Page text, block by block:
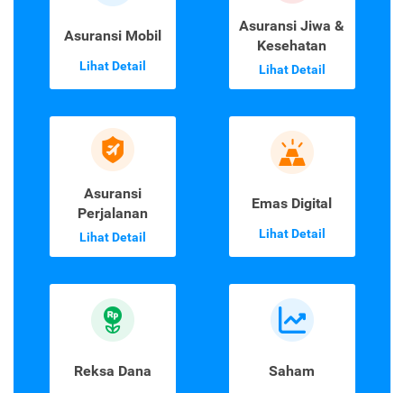
Asuransi Mobil
Lihat Detail
Asuransi Jiwa &
Kesehatan
Lihat Detail
Asuransi
Perjalanan
Lihat Detail
Emas Digital
Lihat Detail
Reksa Dana Saham